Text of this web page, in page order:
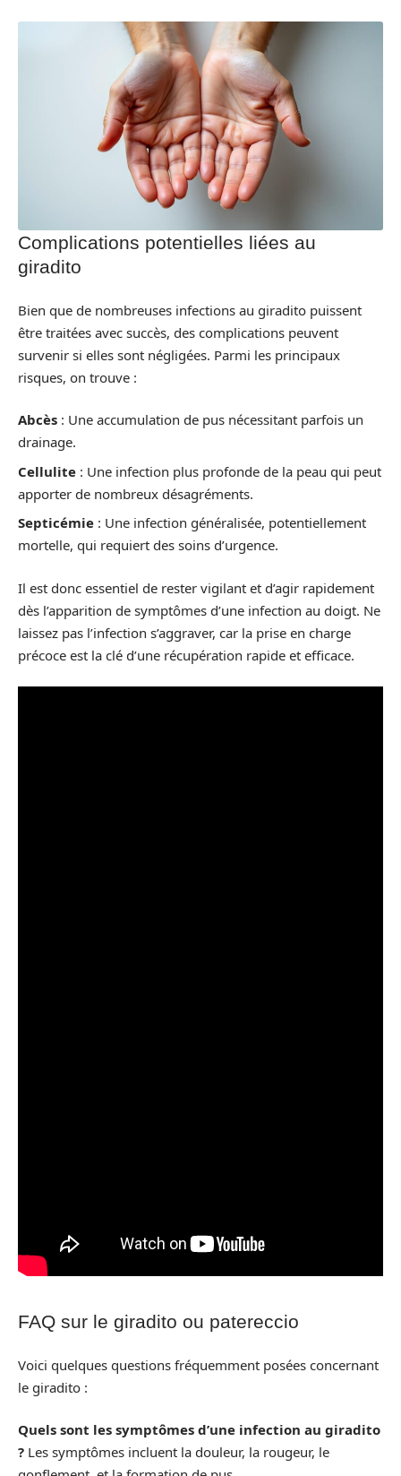
Complications potentielles liées au
giradito
Bien que de nombreuses infections au giradito puissent
être traitées avec succès, des complications peuvent
survenir si elles sont négligées. Parmi les principaux
risques, on trouve :
Abcès : Une accumulation de pus nécessitant parfois un
drainage.
Cellulite : Une infection plus profonde de la peau qui peut
apporter de nombreux désagréments.
Septicémie : Une infection généralisée, potentiellement
mortelle, qui requiert des soins d’urgence.
Il est donc essentiel de rester vigilant et d’agir rapidement
dès l’apparition de symptômes d’une infection au doigt. Ne
laissez pas l’infection s’aggraver, car la prise en charge
précoce est la clé d’une récupération rapide et efficace.
FAQ sur le giradito ou patereccio
Voici quelques questions fréquemment posées concernant
le giradito :
Quels sont les symptômes d’une infection au giradito
? Les symptômes incluent la douleur, la rougeur, le